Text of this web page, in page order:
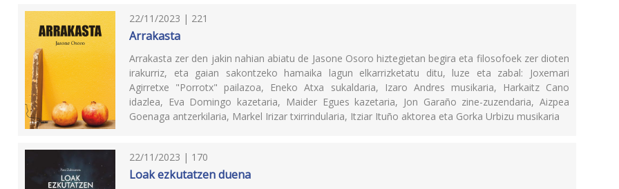
22/11/2023 | 221
Arrakasta
Arrakasta zer den jakin nahian abiatu de Jasone Osoro hiztegietan begira eta filosofoek zer dioten
irakurriz, eta gaian sakontzeko hamaika lagun elkarrizketatu ditu, luze eta zabal: Joxemari
Agirretxe "Porrotx" pailazoa, Eneko Atxa sukaldaria, Izaro Andres musikaria, Harkaitz Cano
idazlea, Eva Domingo kazetaria, Maider Egues kazetaria, Jon Garaño zine-zuzendaria, Aizpea
Goenaga antzerkilaria, Markel Irizar txirrindularia, Itziar Ituño aktorea eta Gorka Urbizu musikaria
22/11/2023 | 170
Loak ezkutatzen duena